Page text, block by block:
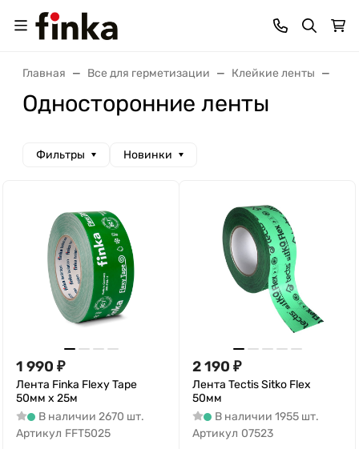
Главная Все для герметизации Клейкие ленты
Односторонние ленты
Фильтры Новинки
1 990 ₽
Лента Finka Flexy Tape
50мм х 25м
В наличии 2670 шт.
Артикул FFT5025
2 190 ₽
Лента Tectis Sitko Flex
50мм
В наличии 1955 шт.
Артикул 07523